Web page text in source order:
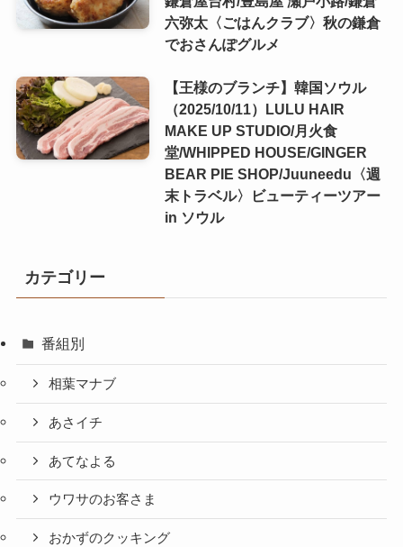
六弥太〈ごはんクラブ〉秋の鎌倉
でおさんぽグルメ
【王様のブランチ】韓国ソウル
（2025/10/11）LULU HAIR
MAKE UP STUDIO/月火食
堂/WHIPPED HOUSE/GINGER
BEAR PIE SHOP/Juuneedu〈週
末トラベル〉ビューティーツアー
in ソウル
カテゴリー
番組別
相葉マナブ
あさイチ
あてなよる
ウワサのお客さま
おかずのクッキング